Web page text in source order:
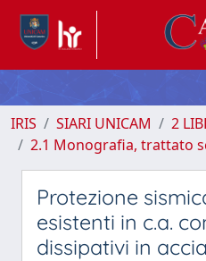
IRIS SIARI UNICAM
2
2.1 Monografia, trattato
Protezione
esistenti in c.a.
dissipativi in